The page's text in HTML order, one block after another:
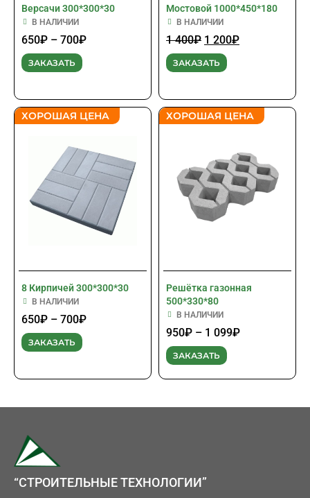
Версачи 300*300*30
В НАЛИЧИИ
650₽ – 700₽
ЗАКАЗАТЬ
Мостовой 1000*450*180
В НАЛИЧИИ
1 400₽ 1 200₽
ЗАКАЗАТЬ
ХОРОШАЯ ЦЕНА
8 Кирпичей 300*300*30
В НАЛИЧИИ
650₽ – 700₽
ЗАКАЗАТЬ
ХОРОШАЯ ЦЕНА
Решётка газонная
500*330*80
В НАЛИЧИИ
950₽ – 1 099₽
ЗАКАЗАТЬ
“СТРОИТЕЛЬНЫЕ ТЕХНОЛОГИИ”